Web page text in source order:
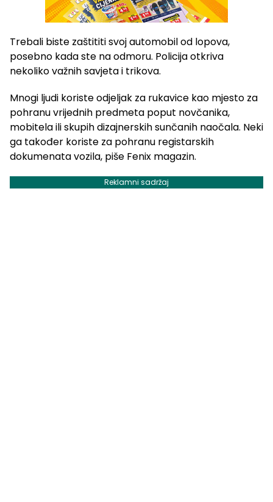
Trebali biste zaštititi svoj automobil od lopova,
posebno kada ste na odmoru. Policija otkriva
nekoliko važnih savjeta i trikova.
Mnogi ljudi koriste odjeljak za rukavice kao mjesto za
pohranu vrijednih predmeta poput novčanika,
mobitela ili skupih dizajnerskih sunčanih naočala. Neki
ga također koriste za pohranu registarskih
dokumenata vozila, piše Fenix magazin.
Reklamni sadržaj